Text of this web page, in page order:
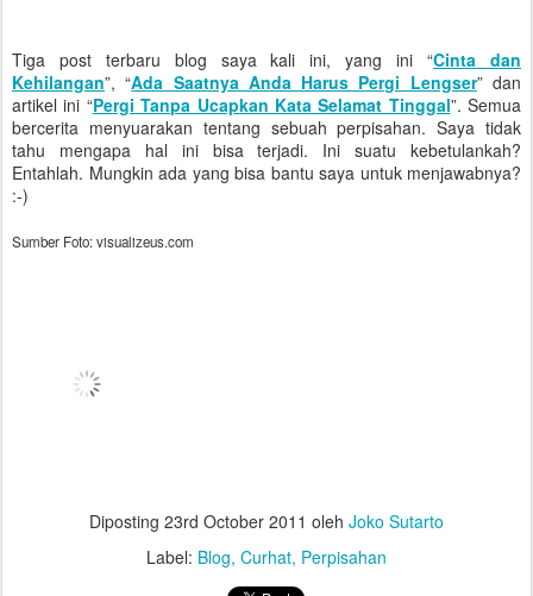
Tiga post terbaru blog saya kali ini, yang ini “Cinta dan
Kehilangan”, “Ada Saatnya Anda Harus Pergi Lengser” dan
artikel ini “Pergi Tanpa Ucapkan Kata Selamat Tinggal”. Semua
bercerita menyuarakan tentang sebuah perpisahan. Saya tidak
tahu mengapa hal ini bisa terjadi. Ini suatu kebetulankah?
Entahlah. Mungkin ada yang bisa bantu saya untuk menjawabnya?
:-)
Sumber Foto: visualizeus.com
Diposting 23rd October 2011 oleh Joko Sutarto
Label: Blog Curhat Perpisahan